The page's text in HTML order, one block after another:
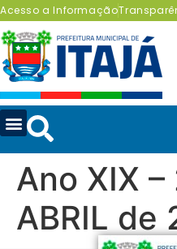
Acesso a Informação
Ano XIX –
ABRIL de